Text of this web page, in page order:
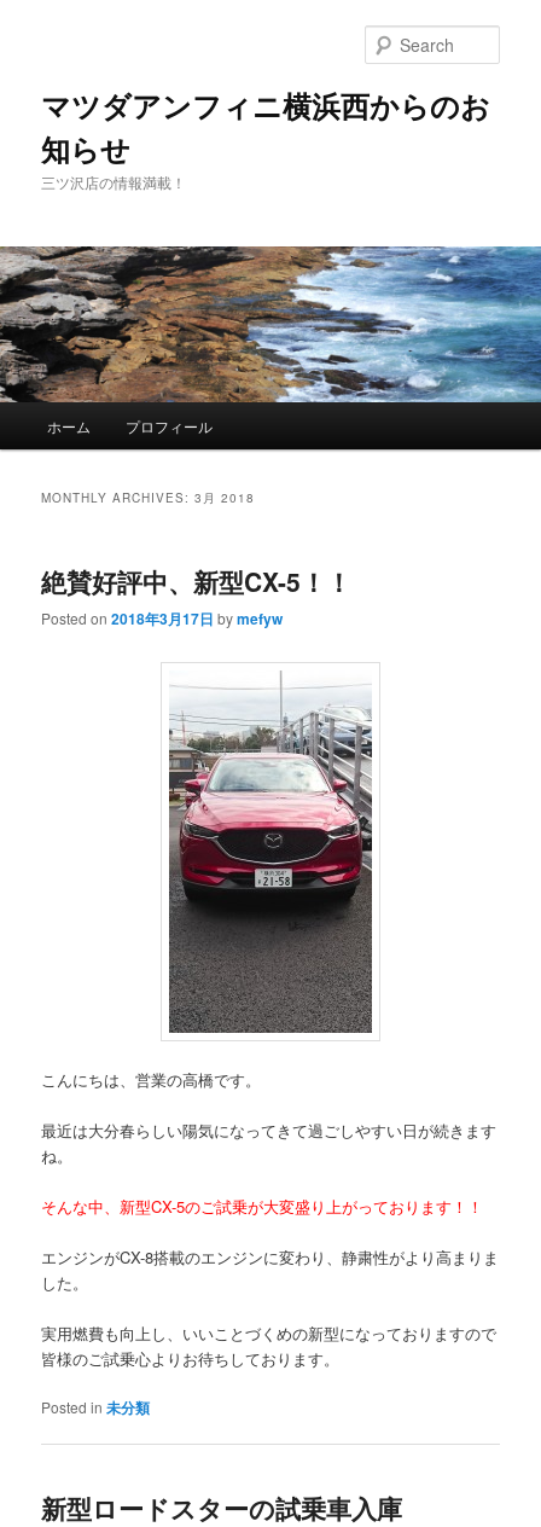
マツダアンフィニ横浜西からのお
知らせ
三ツ沢店の情報満載！
Skip
content
Skip
content
ホーム プロフィール
MONTHLY ARCHIVES:3月 2018
絶賛好評中、新型CX-5！！
Posted on2018年3月17日 bymefyw
こんにちは、営業の高橋です。
最近は大分春らしい陽気になってきて過ごしやすい日が続きます
ね。
そんな中、新型CX-5のご試乗が大変盛り上がっております！！
エンジンがCX-8搭載のエンジンに変わり、静粛性がより高まりま
した。
実用燃費も向上し、いいことづくめの新型になっておりますので
皆様のご試乗心よりお待ちしております。
Posted in 未分類
新型ロードスターの試乗車入庫